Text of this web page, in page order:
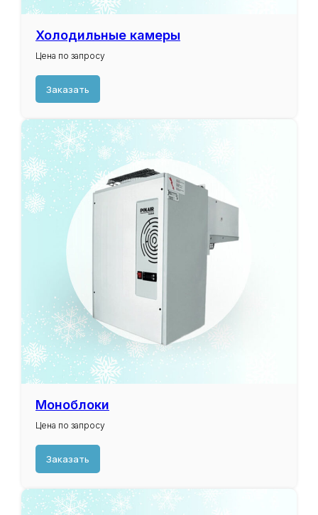
Холодильные камеры
Цена по запросу
Заказать
Моноблоки
Цена по запросу
Заказать